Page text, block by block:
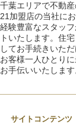
千葉エリアで不動
21加盟店の当社に
経験豊富なスタッ
トいたします。住
してお手続きいただ
お客様一人ひとり
お手伝いいたします
サイトコンテンツ